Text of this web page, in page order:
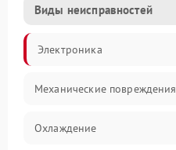
Виды неисправностей
Электроника
Механические повреждения
Охлаждение